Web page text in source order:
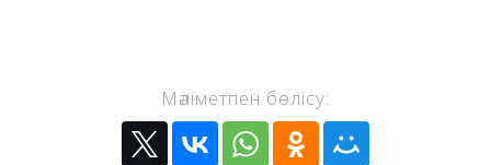
Мәліметпен бөлісу: